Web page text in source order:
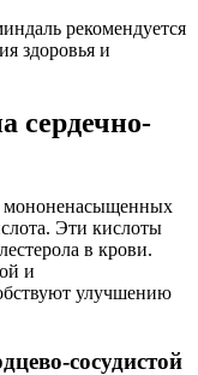
рекомендуется
здоровья и
сердечно-
мононенасыщенных
Эти кислоты
в крови.
и
улучшению
сосудистой